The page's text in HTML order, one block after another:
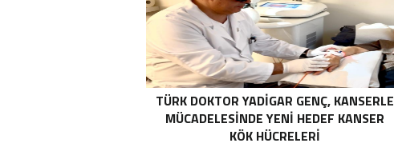
TÜRK DOKTOR YADIGAR GENÇ, KANSERLE
MÜCADELESINDE YENI HEDEF KANSER
KÖK HÜCRELERI